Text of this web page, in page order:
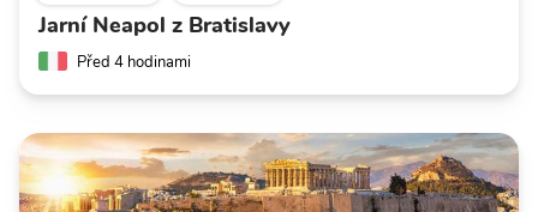
Jarní Neapol z Bratislavy
Před 4 hodinami